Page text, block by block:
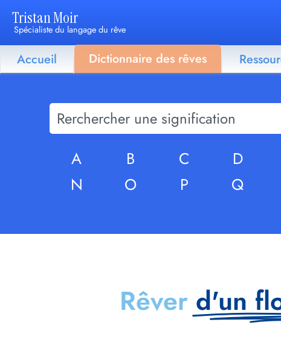
Tristan Moir
Spécialiste du langage du rêve
Accueil Dictionnaire des rêves
A B C D
N
O P Q
Rêver d'un